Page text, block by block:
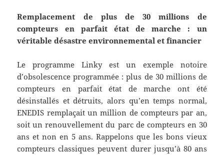
Remplacement de plus de 30 millions de
compteurs en parfait état de marche : un
véritable désastre environnemental et financier
Le programme Linky est un exemple notoire
d’obsolescence programmée : plus de 30 millions de
compteurs en parfait état de marche ont été
désinstallés et détruits, alors qu’en temps normal,
ENEDIS remplaçait un million de compteurs par an,
soit un renouvellement du parc de compteurs en 30
ans et non en 5 ans. Rappelons que les bons vieux
compteurs classiques peuvent durer jusqu’à 80 ans